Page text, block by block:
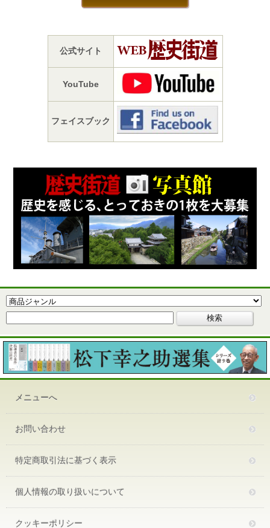
公式サイト
YouTube
フェイスブック
メニューへ
お問い合わせ
特定商取引法に基づく表示
個人情報の取り扱いについて
クッキーポリシー